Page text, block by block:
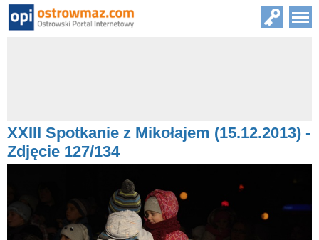
XXIII Spotkanie z Mikołajem (15.12.2013) -
Zdjęcie 127/134